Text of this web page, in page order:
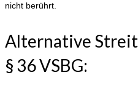
nicht berührt.
Alternative
§ 36 VSBG: